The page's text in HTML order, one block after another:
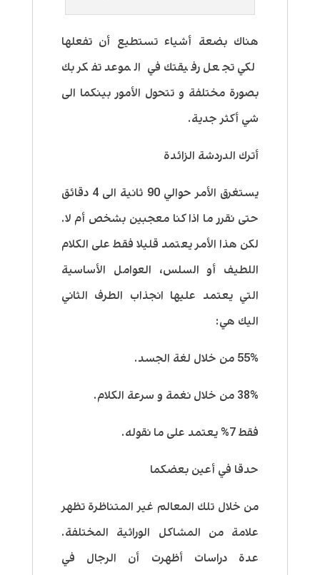
هناك بضعة أشياء تستطيع أن تفعلها
لكي تجعل رفيقتك في الموعد تفكر بك
بصورة مختلفة و تتحول الأمور بينكما الى
شي أكثر جدية.
أترك الدردشة الزائدة
يستغرق الأمر حوالي 90 ثانية الى 4 دقائق
حتى نقرر ما اذا كنا معجبين بشخص أم لا.
لكن هذا الأمر يعتمد قليلا فقط على الكلام
اللطيف أو السلس، العوامل الأساسية
التي يعتمد عليها انجذاب الطرف الثاني
اليك هي:
55% من خلال لغة الجسد.
38% من خلال نغمة و سرعة الكلام.
فقط 7% يعتمد على ما نقوله.
حدقا في أعين بعضكما
من خلال تلك المعالم غير المتناظرة تظهر
علامة من المشاكل الوراثية المختلفة.
عدة دراسات أظهرت أن الرجال في